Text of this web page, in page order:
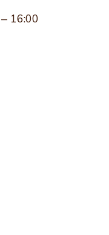
16:00